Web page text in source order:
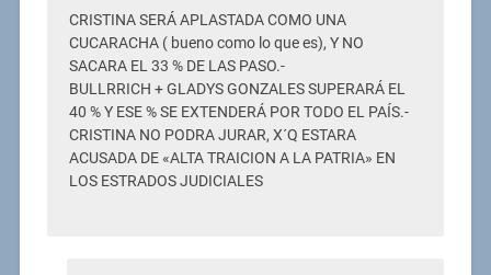
CRISTINA SERÁ APLASTADA COMO UNA
CUCARACHA ( bueno como lo que es), Y NO
SACARA EL 33 % DE LAS PASO.-
BULLRRICH + GLADYS GONZALES SUPERARÁ EL
40 % Y ESE % SE EXTENDERÁ POR TODO EL PAÍS.-
CRISTINA NO PODRA JURAR, X´Q ESTARA
ACUSADA DE «ALTA TRAICION A LA PATRIA» EN
LOS ESTRADOS JUDICIALES